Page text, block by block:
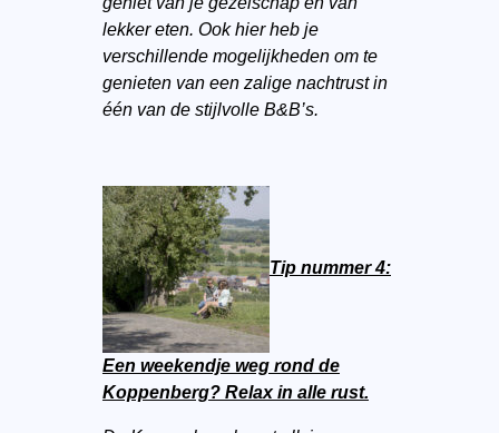
lekker eten. Ook hier heb je
verschillende mogelijkheden om te
genieten van een zalige nachtrust in
één van de stijlvolle B&B’s.
Tip nummer 4:
Een weekendje weg rond de
Koppenberg? Relax in alle rust.